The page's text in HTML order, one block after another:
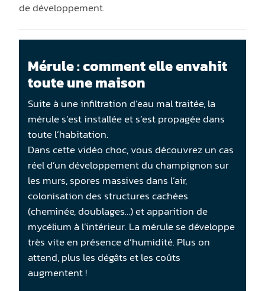
de développement.
Mérule : comment elle envahit
toute une maison
Suite à une infiltration d’eau mal traitée, la
mérule s’est installée et s’est propagée dans
toute l’habitation.
Dans cette vidéo choc, vous découvrez un cas
réel d’un développement du champignon sur
les murs, spores massives dans l’air,
colonisation des structures cachées
(cheminée, doublages…) et apparition de
mycélium à l’intérieur. La mérule se développe
très vite en présence d’humidité. Plus on
attend, plus les dégâts et les coûts
augmentent !